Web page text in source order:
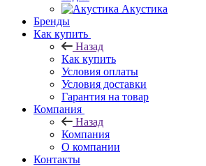
Акустика
Бренды
Как купить
Назад
Как купить
Условия оплаты
Условия доставки
Гарантия на товар
Компания
Назад
Компания
О компании
Контакты